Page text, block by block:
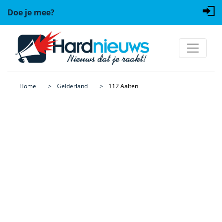
Doe je mee?
Home Gelderland 112 Aalten